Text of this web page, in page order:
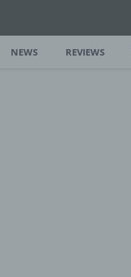
NEWS REVIEWS